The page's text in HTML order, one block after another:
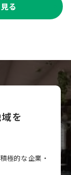
る
を
極的な企業・